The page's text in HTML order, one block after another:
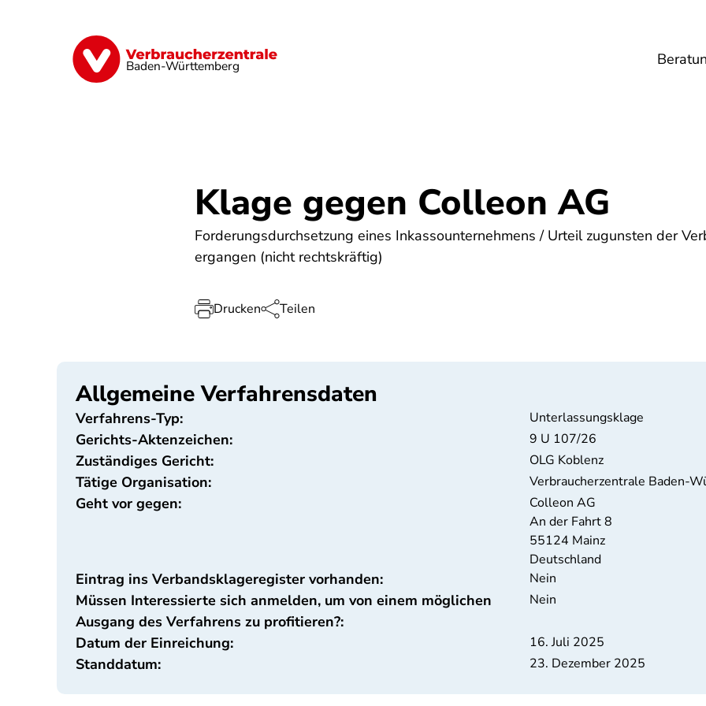
Baden-Württemberg
Geld & Versicherungen Digitales
Klage gegen Colleon AG
Forderungsdurchsetzung eines Inkassounternehmens / Urteil zugunsten der
ergangen (nicht rechtskräftig)
Drucken Teilen
Allgemeine Verfahrensdaten
Verfahrens-Typ: Unterlassungsklage
Gerichts-Aktenzeichen: 9 U 107/26
Zuständiges Gericht: OLG Koblenz
Tätige Organisation: Verbraucherzentrale Baden-
Geht vor gegen:
Colleon AG
An der Fahrt 8
55124 Mainz
Deutschland
Eintrag ins Verbandsklageregister vorhanden: Nein
Müssen Interessierte sich anmelden, um von einem möglichen
Ausgang des Verfahrens zu profitieren?:
Nein
Datum der Einreichung: 16. Juli 2025
Standdatum: 23. Dezember 2025